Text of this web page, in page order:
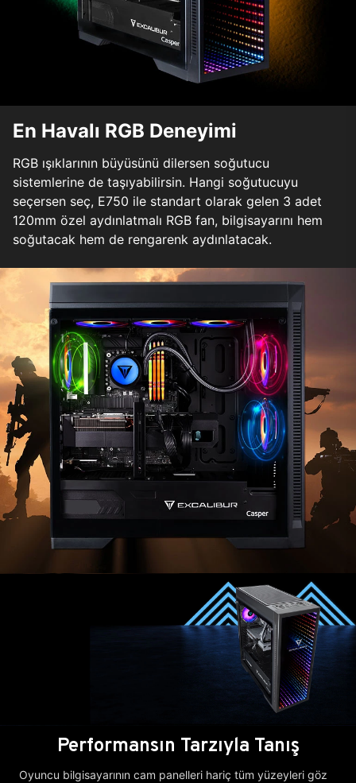
En Havalı RGB Deneyimi
RGB ışıklarının büyüsünü dilersen soğutucu
sistemlerine de taşıyabilirsin. Hangi soğutucuyu
seçersen seç, E750 ile standart olarak gelen 3 adet
120mm özel aydınlatmalı RGB fan, bilgisayarını hem
soğutacak hem de rengarenk aydınlatacak.
Performansın Tarzıyla Tanış
Oyuncu bilgisayarının cam panelleri hariç tüm yüzeyleri göz